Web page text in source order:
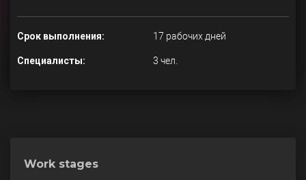
Срок выполнения: 17 рабочих дней
Специалисты: 3 чел.
Work stages